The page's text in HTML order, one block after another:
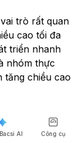
trò rất quan
cao tối đa
triển nhanh
nhóm thực
tăng chiều cao
mô cơ, xương
AI Công cụ